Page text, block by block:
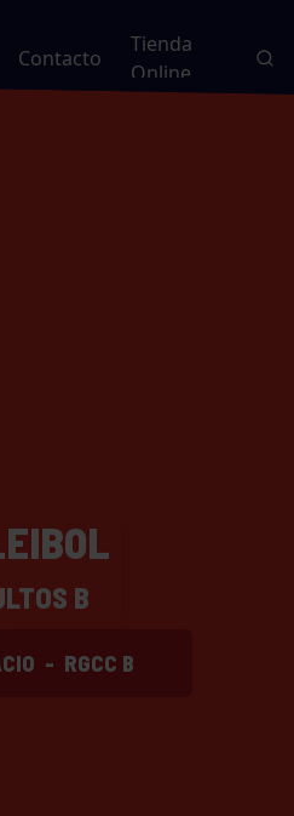
Contacto
Tienda
Online
B
- RGCC B